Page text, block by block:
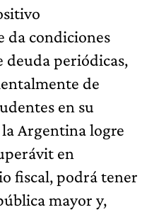
da condiciones
deuda periódicas,
de
en su
Argentina logre
en
fiscal, podrá tener
mayor y,